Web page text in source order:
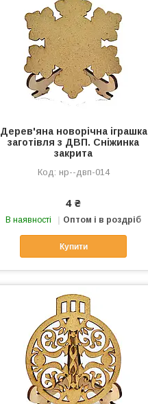
Дерев'яна новорічна іграшка
заготівля з ДВП. Сніжинка
закрита
нр--двп-014
4 ₴
В наявності Оптом і в роздріб
Купити